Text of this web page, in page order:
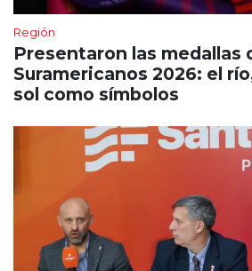
Región
Presentaron las medallas
Suramericanos 2026: el
sol como símbolos